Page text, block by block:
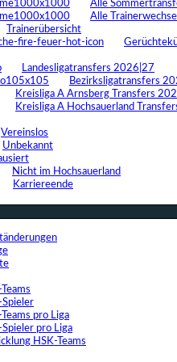
Alle
Alle
Trainerübersicht
Landesligatransfers 2026|27
Bezirksligatransfers
Kreisliga A Arnsberg Transfers
Kreisliga A Hochsauerland
Vereinslos
Unbekannt
Nicht im Hochsauerland
Karriereende
pro Liga
pro Liga
HSK-Teams